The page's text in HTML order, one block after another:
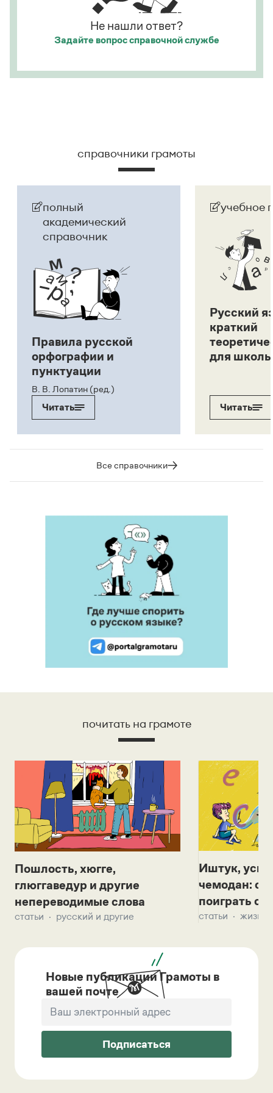
Не нашли ответ?
Задайте вопроссправочной службе
справочники грамоты
полный
академический
справочник
Правила русской
орфографии и
пунктуации
В. В. Лопатин (ред.)
Читать
учебное
Русский
краткий
для
Читать
Все справочники
почитать на грамоте
Пошлость, хюгге,
глюггаведур и другие
непереводимые слова
статьи русский и другие
Иштук,
чемодан:
поиграть с
статьи жизнь
Новые публикации Грамоты в
вашей почте
Подписаться